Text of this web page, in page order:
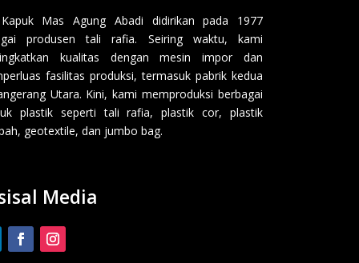
Mas Agung Abadi didirikan pada 1977
produsen tali rafia. Seiring waktu, kami
kualitas dengan mesin impor dan
fasilitas produksi, termasuk pabrik kedua
Utara. Kini, kami memproduksi berbagai
plastik seperti tali rafia, plastik cor, plastik
geotextile, dan jumbo bag.
Media